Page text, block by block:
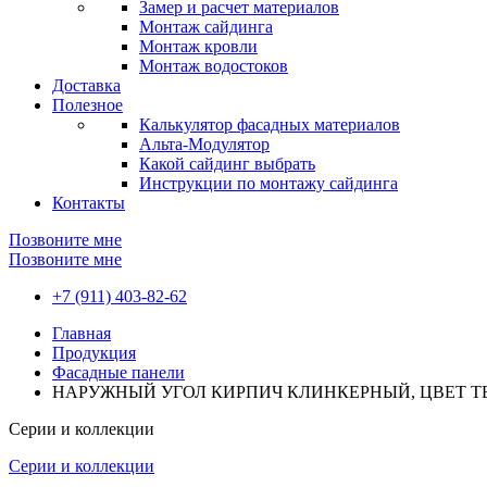
Замер и расчет материалов
Монтаж сайдинга
Монтаж кровли
Монтаж водостоков
Доставка
Полезное
Калькулятор фасадных материалов
Альта-Модулятор
Какой сайдинг выбрать
Инструкции по монтажу сайдинга
Контакты
Позвоните мне
Позвоните мне
+7 (911) 403-82-62
Главная
Продукция
Фасадные панели
НАРУЖНЫЙ УГОЛ КИРПИЧ КЛИНКЕРНЫЙ, ЦВЕТ
Серии и коллекции
Серии и коллекции